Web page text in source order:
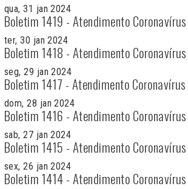
qua, 31 jan 2024
Boletim 1419 - Atendimento Coronavírus
ter, 30 jan 2024
Boletim 1418 - Atendimento Coronavírus
seg, 29 jan 2024
Boletim 1417 - Atendimento Coronavírus
dom, 28 jan 2024
Boletim 1416 - Atendimento Coronavírus
sab, 27 jan 2024
Boletim 1415 - Atendimento Coronavírus
sex, 26 jan 2024
Boletim 1414 - Atendimento Coronavírus